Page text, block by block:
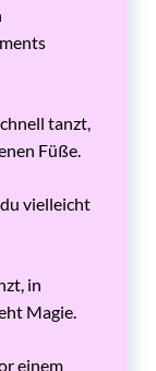
tanzt,
Füße.
vielleicht
in
Magie.
einem